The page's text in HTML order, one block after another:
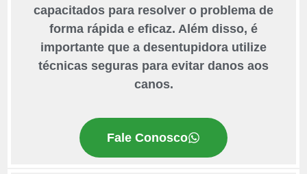
capacitados para resolver o problema de
forma rápida e eficaz. Além disso, é
importante que a desentupidora utilize
técnicas seguras para evitar danos aos
canos.
Fale Conosco